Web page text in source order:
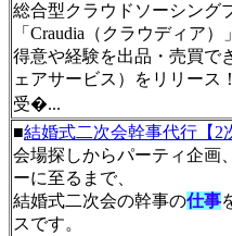
総合型クラウドソーシング
「Craudia（クラウディア）
得意や経験を出品・売買で
ェアサービス）をリリース！
受�...
■結婚式二次会幹事代行【2
会場探しからパーティ企画
ーに至るまで、
結婚式二次会の幹事の仕事
スです。